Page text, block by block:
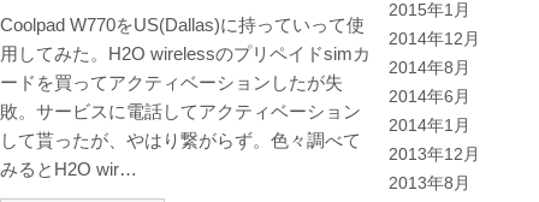
Coolpad W770をUS(Dallas)に持っていって使
用してみた。H2O wirelessのプリペイドsimカ
ードを買ってアクティベーションしたが失
敗。サービスに電話してアクティベーション
して貰ったが、やはり繋がらず。色々調べて
みるとH2O wir…
2015年1月
2014年12月
2014年8月
2014年6月
2014年1月
2013年12月
2013年8月